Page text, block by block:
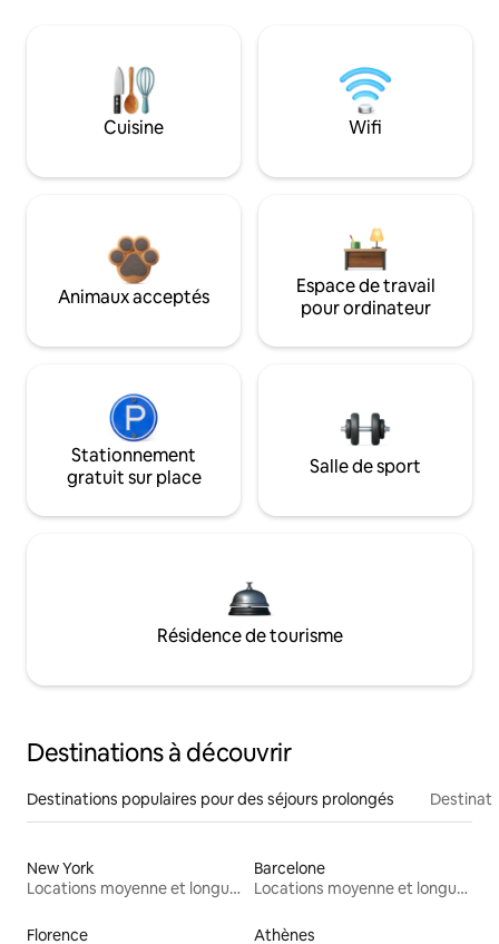
Cuisine Wifi
Animaux acceptés
Espace de travail
pour ordinateur
Stationnement
gratuit sur place
Salle de sport
Résidence de tourisme
Destinations à découvrir
Destinations populaires pour des séjours prolongés
New York
Locations moyenne et longue durée
Barcelone
Locations moyenne et longue durée
Florence Athènes